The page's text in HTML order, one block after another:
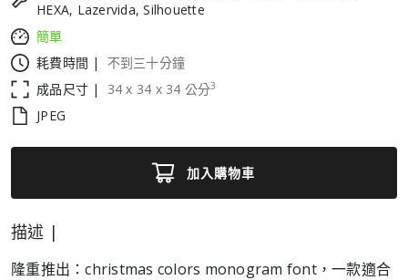
HEXA, Lazervida, Silhouette
簡單
耗費時間 |
不到三十分鐘
成品尺寸 |
34 x 34 x 34 公分3
JPEG
加入購物車
描述 |
隆重推出：christmas colors monogram font，一款適合